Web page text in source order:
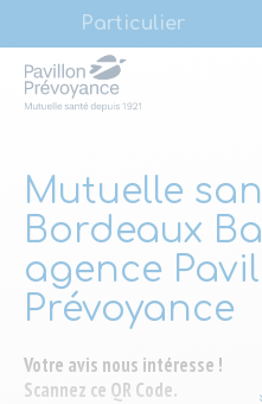
contenu
principal
(LVL1)
Particulier
Mutuelle
Bordeaux
agence
Prévoyance
Votre avis nous intéresse !
Scannez ce QR Code.